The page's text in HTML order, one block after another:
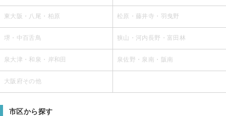
東大阪・八尾・柏原 松原・藤井寺・羽曳野
堺・中百舌鳥 狭山・河内長野・富田林
泉大津・和泉・岸和田 泉佐野・泉南・阪南
大阪府その他
市区から探す